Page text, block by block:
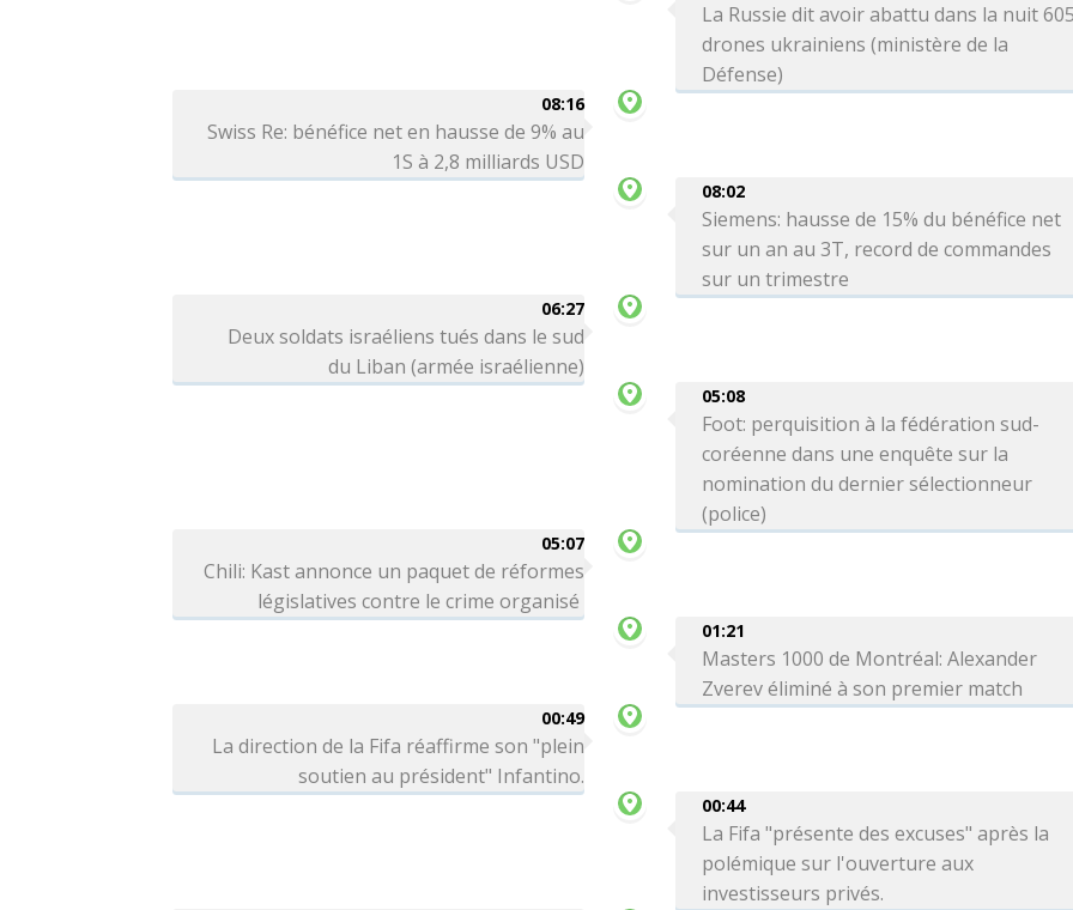
La Russie dit avoir abattu dans la nuit
drones ukrainiens (ministère de la
Défense)
08:16
Swiss Re: bénéfice net en hausse de 9% au
1S à 2,8 milliards USD
08:02
Siemens: hausse de 15% du bénéfice net
sur un an au 3T, record de commandes
sur un trimestre
06:27
Deux soldats israéliens tués dans le sud
du Liban (armée israélienne)
05:08
Foot: perquisition à la fédération sud-
coréenne dans une enquête sur la
nomination du dernier sélectionneur
(police)
05:07
Chili: Kast annonce un paquet de réformes
législatives contre le crime organisé
01:21
Masters 1000 de Montréal: Alexander
Zverev éliminé à son premier match
00:49
La direction de la Fifa réaffirme son "plein
soutien au président" Infantino.
00:44
La Fifa "présente des excuses" après la
polémique sur l'ouverture aux
investisseurs privés.